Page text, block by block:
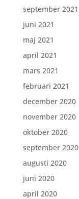
september 2021
juni 2021
maj 2021
april 2021
mars 2021
februari 2021
december 2020
november 2020
oktober 2020
september 2020
augusti 2020
juni 2020
april 2020